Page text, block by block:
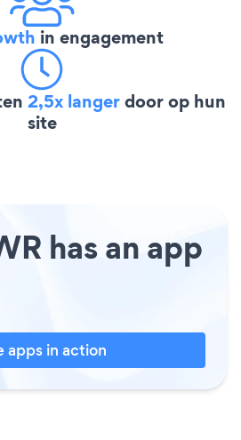
in engagement
2,5x langerdoor op hun
site
has an app
apps in action